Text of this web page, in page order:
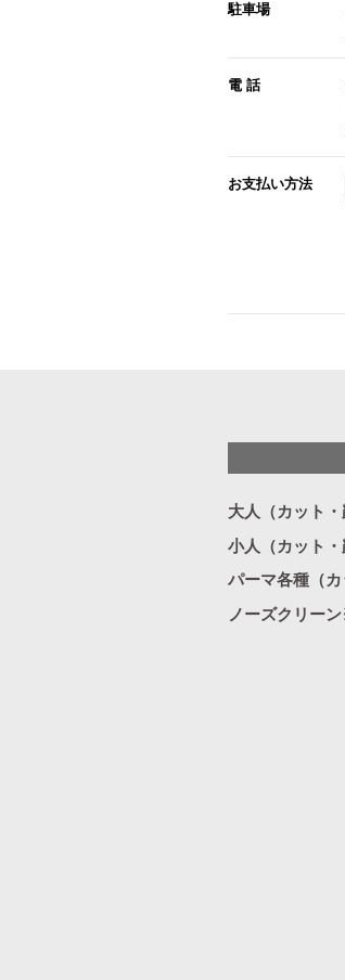
駐車場
電 話
お支払い方法
大人（カット・
小人（カット・
パーマ各種（カ
ノーズクリー